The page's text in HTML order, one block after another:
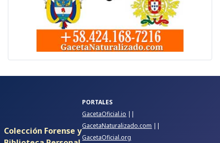
Colección Forense y
PORTALES
GacetaOficial.io ||
GacetaNaturalizado.com ||
GacetaOficial.org